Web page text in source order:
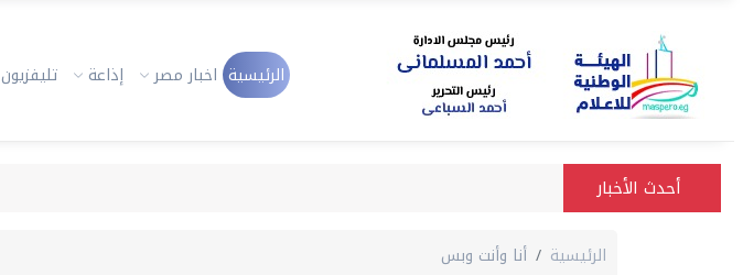
الرئيسية اخبار مصر إذاعة تليفزيون
أحدث الأخبار
الرئيسية أنا وأنت وبس